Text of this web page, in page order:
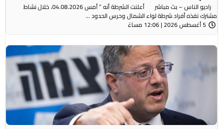
راديو الناس – بث مباشر أعلنت الشرطة أنه ” أمس 04.08.2026، خلال نشاط
مشترك نفذه أفراد شرطة لواء الشمال وحرس الحدود ...
5 أغسطس 2026 | 12:06 مساءً